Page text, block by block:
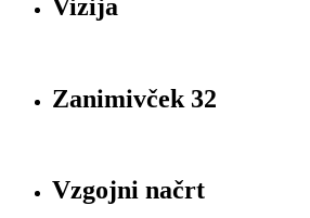
Vizija
Zanimivček 32
Vzgojni načrt